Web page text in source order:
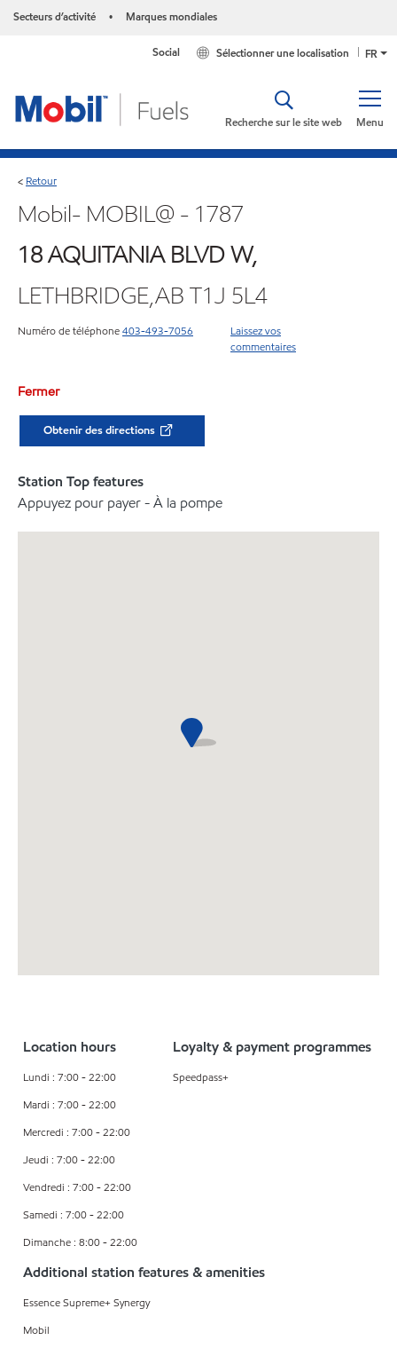
Secteurs d’activité • Marques mondiales
FR
Sélectionner une localisation
Social
Menu
Recherche sur le site web
< Retour
Mobil- MOBIL@ - 1787
18 AQUITANIA BLVD W,
LETHBRIDGE,AB T1J 5L4
Numéro de téléphone403-493-7056
Laissez vos
commentaires
Fermer
Obtenir des directions
Station Top features
Appuyez pour payer - À la pompe
Location hours
Lundi : 7:00 - 22:00
Mardi : 7:00 - 22:00
Mercredi : 7:00 - 22:00
Jeudi : 7:00 - 22:00
Vendredi : 7:00 - 22:00
Samedi : 7:00 - 22:00
Dimanche : 8:00 - 22:00
Loyalty & payment programmes
Speedpass+
Additional station features & amenities
Essence Supreme+ Synergy
Mobil